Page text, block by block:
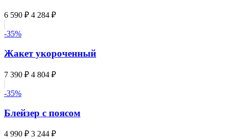
6 590 ₽ 4 284 ₽
-35%
Жакет укороченный
7 390 ₽ 4 804 ₽
-35%
Блейзер с поясом
4 990 ₽ 3 244 ₽